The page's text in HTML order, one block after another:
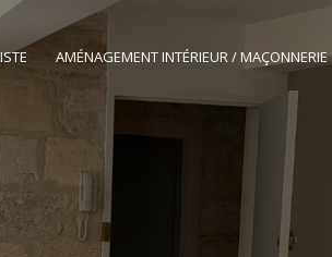
AMÉNAGEMENT INTÉRIEUR / MAÇONNERIE